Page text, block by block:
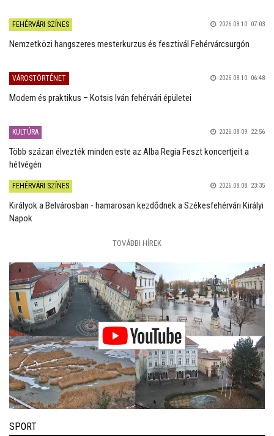
FEHÉRVÁRI SZÍNES 2026.08.10. 07:03
Nemzetközi hangszeres mesterkurzus és fesztivál Fehérvárcsurgón
VÁROSTÖRTÉNET 2026.08.10. 06:48
Modern és praktikus – Kotsis Iván fehérvári épületei
KULTÚRA 2026.08.09. 22:56
Több százan élvezték minden este az Alba Regia Feszt koncertjeit a
hétvégén
FEHÉRVÁRI SZÍNES 2026.08.08. 23:35
Királyok a Belvárosban - hamarosan kezdődnek a Székesfehérvári Királyi
Napok
TOVÁBBI HÍREK
SPORT